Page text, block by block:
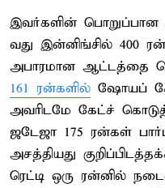
இவர்களின்
வது இன்னிங்சில் 400
அபாரமான ஆட்டத்தை
161 ரன்களில் ஷோயப்
அவரிடமே கேட்ச்
ஜடேஜா 175 ரன்கள்
அசத்தியது
ரெட்டி ஒரு ரன்னில்